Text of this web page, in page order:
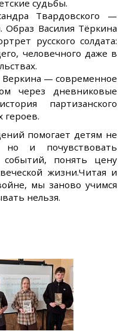
судьбы.
Твардовского —
Образ Василия Тёркина
русского солдата:
человечного даже в
Веркина — современное
через дневниковые
партизанского
помогает детям не
но и почувствовать
событий, понять цену
жизни.Читая и
мы заново учимся
нельзя.